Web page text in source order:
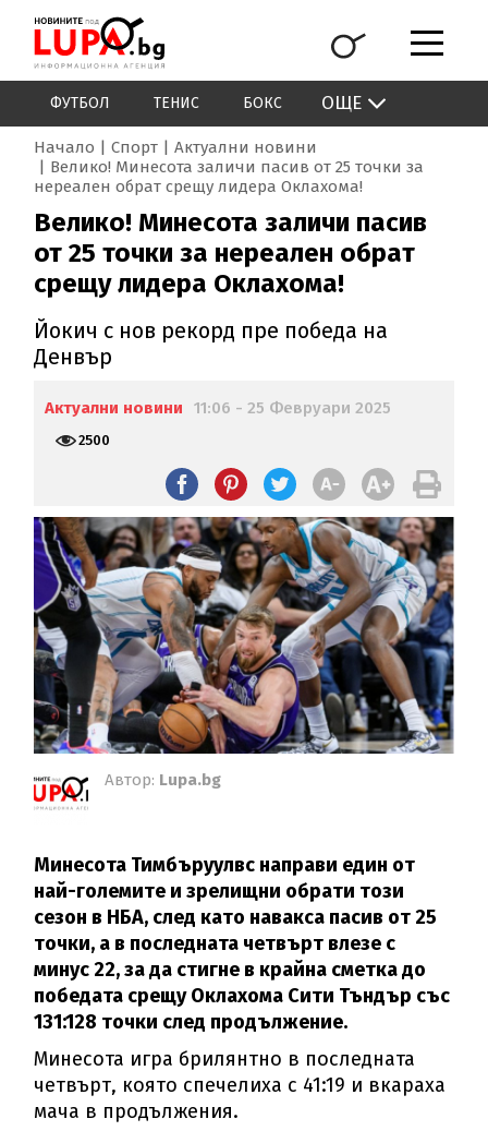
ФУТБОЛ ТЕНИС БОКС ОЩЕ
Начало Спорт
Актуални новини
Велико! Минесота заличи пасив от 25 точки за
нереален обрат срещу лидера Оклахома!
Велико! Минесота заличи пасив
от 25 точки за нереален обрат
срещу лидера Оклахома!
Йокич с нов рекорд пре победа на
Денвър
Актуални новини 11:06 - 25 Февруари 2025
2500
Автор: Lupa.bg
Минесота Тимбъруулвс направи един от
най-големите и зрелищни обрати този
сезон в НБА, след като навакса пасив от 25
точки, а в последната четвърт влезе с
минус 22, за да стигне в крайна сметка до
победата срещу Оклахома Сити Тъндър със
131:128 точки след продължение.
Минесота игра брилянтно в последната
четвърт, която спечелиха с 41:19 и вкараха
мача в продължения.